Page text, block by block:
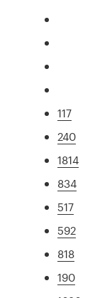
117
240
1814
834
517
592
818
190